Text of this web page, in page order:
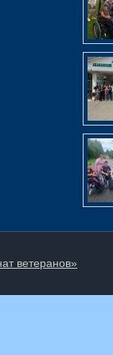
ветеранов»